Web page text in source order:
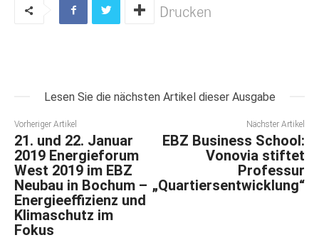
Drucken
Lesen Sie die nächsten Artikel dieser Ausgabe
Vorheriger Artikel
21. und 22. Januar
2019 Energieforum
West 2019 im EBZ
Neubau in Bochum –
Energieeffizienz und
Klimaschutz im
Fokus
Nächster Artikel
EBZ Business School:
Vonovia stiftet
Professur
„Quartiersentwicklung“